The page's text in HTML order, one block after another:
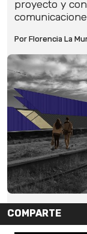
proyecto y
Por Florencia La
COMPARTE